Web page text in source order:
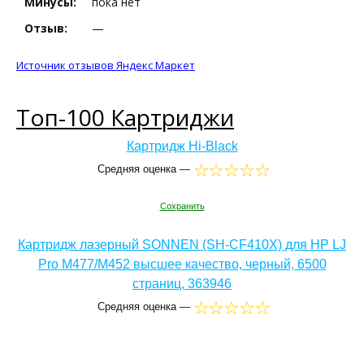
Отзыв:
—
Источник отзывов Яндекс Маркет
Топ-100 Картриджи
Картридж Hi-Black
Средняя оценка —
Сохранить
Картридж лазерный SONNEN (SH-CF410X) для HP LJ
Pro M477/M452 высшее качество, черный, 6500
страниц, 363946
Средняя оценка —